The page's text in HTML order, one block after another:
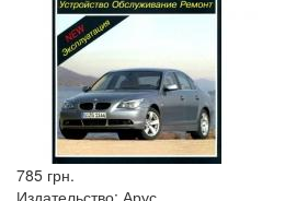
785 грн.
Издательство: Арус